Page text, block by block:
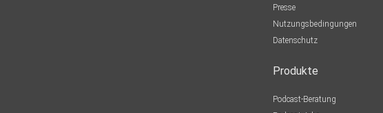
Presse
Nutzungsbedingungen
Datenschutz
Produkte
Podcast-Beratung